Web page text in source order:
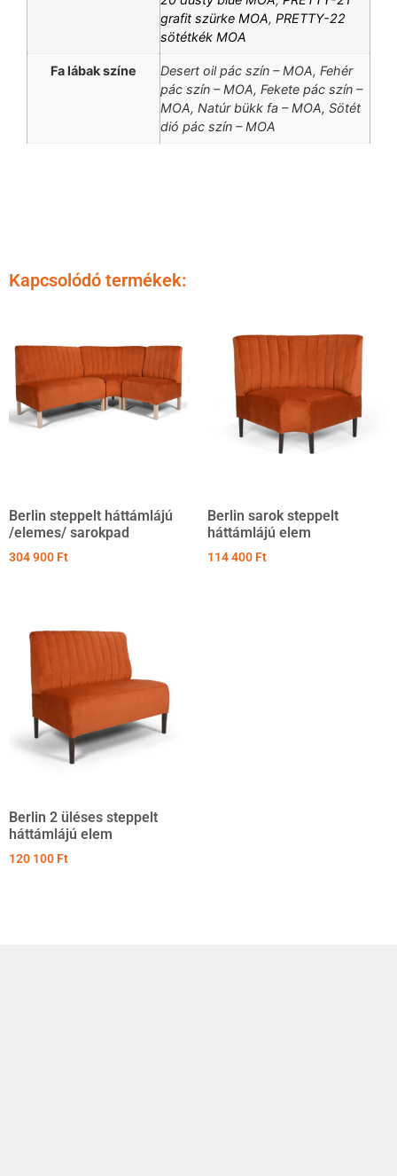
grafit szürke MOA, PRETTY-22
sötétkék MOA
Fa lábak színe
Desert oil pác szín – MOA, Fehér
pác szín – MOA, Fekete pác szín –
MOA, Natúr bükk fa – MOA, Sötét
dió pác szín – MOA
Kapcsolódó termékek:
Berlin steppelt háttámlájú
/elemes/ sarokpad
304 900 Ft
Berlin sarok steppelt
háttámlájú elem
114 400 Ft
Berlin 2 üléses steppelt
háttámlájú elem
120 100 Ft